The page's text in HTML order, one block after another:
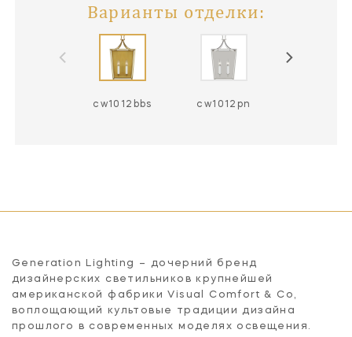
Варианты отделки:
cw1012bbs cw1012pn
Generation Lighting – дочерний бренд
дизайнерских светильников крупнейшей
американской фабрики Visual Comfort & Co,
воплощающий культовые традиции дизайна
прошлого в современных моделях освещения.